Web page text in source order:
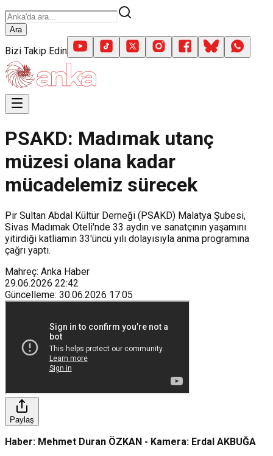
Ara
Bizi Takip Edin
PSAKD: Madımak utanç
müzesi olana kadar
mücadelemiz sürecek
Pir Sultan Abdal Kültür Derneği (PSAKD) Malatya Şubesi,
Sivas Madımak Oteli'nde 33 aydın ve sanatçının yaşamını
yitirdiği katliamın 33'üncü yılı dolayısıyla anma programına
çağrı yaptı.
Mahreç: Anka Haber
29.06.2026 22:42
Güncelleme: 30.06.2026 17:05
Paylaş
Haber: Mehmet Duran ÖZKAN - Kamera: Erdal AKBUĞA